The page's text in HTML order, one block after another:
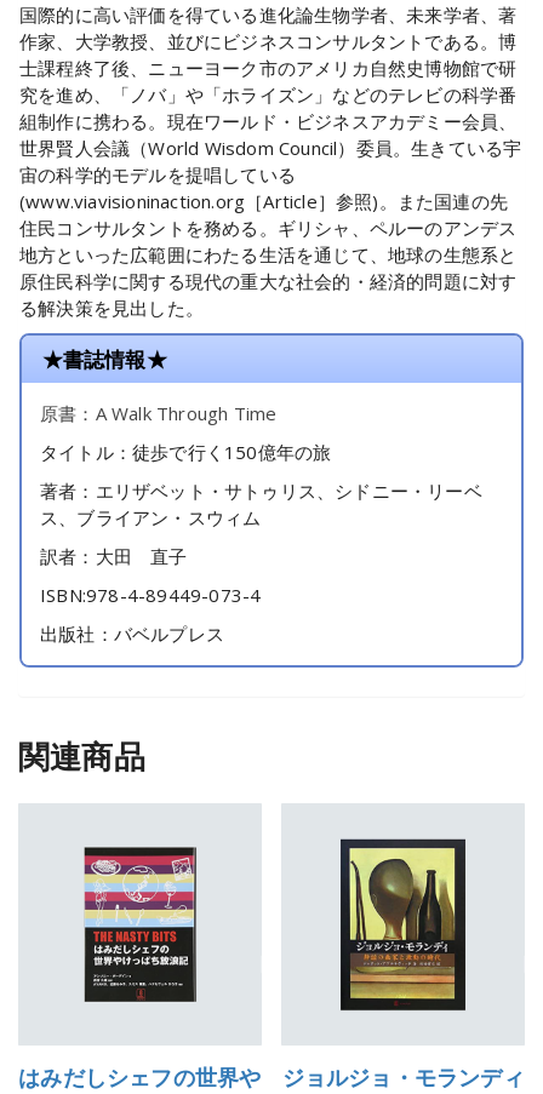
国際的に高い評価を得ている進化論生物学者、未来学者、著
作家、大学教授、並びにビジネスコンサルタントである。博
士課程終了後、ニューヨーク市のアメリカ自然史博物館で研
究を進め、「ノバ」や「ホライズン」などのテレビの科学番
組制作に携わる。現在ワールド・ビジネスアカデミー会員、
世界賢人会議（World Wisdom Council）委員。生きている宇
宙の科学的モデルを提唱している
(www.viavisioninaction.org［Article］参照)。また国連の先
住民コンサルタントを務める。ギリシャ、ペルーのアンデス
地方といった広範囲にわたる生活を通じて、地球の生態系と
原住民科学に関する現代の重大な社会的・経済的問題に対す
る解決策を見出した。
★書誌情報★
原書：A Walk Through Time
タイトル：徒歩で行く150億年の旅
著者：エリザベット・サトゥリス、シドニー・リーベ
ス、ブライアン・スウィム
訳者：大田 直子
ISBN:978-4-89449-073-4
出版社：バベルプレス
関連商品
はみだしシェフの世界や
ジョルジョ・モランディ